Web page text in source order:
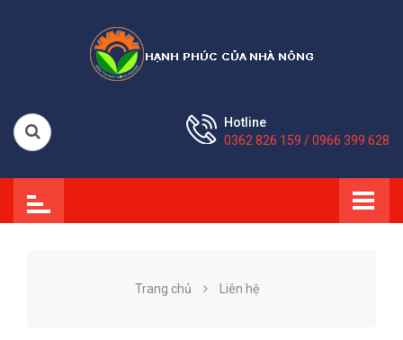
Hotline
0362 826 159 / 0966 399 628
Trang chủ Liên hệ